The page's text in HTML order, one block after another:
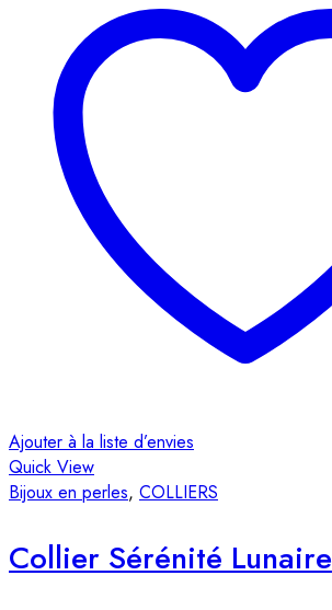
Ajouter à la liste d’envies
Quick View
Bijoux en perles, COLLIERS
Collier Sérénité Lunaire